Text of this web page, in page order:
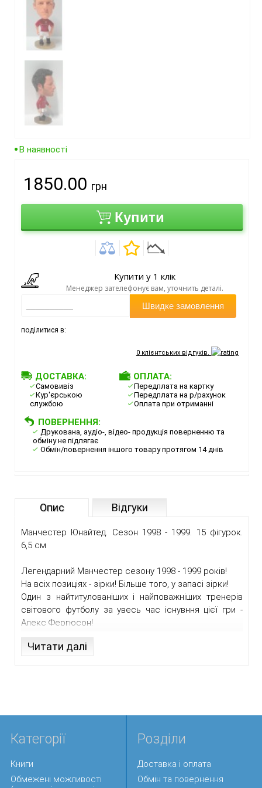
В наявності
1850.00 грн
Купити
Купити у 1 клік
Менеджер зателефонує вам, уточнить деталі.
Швидке замовлення
поділитися в:
0клієнтських відгуків.
ДОСТАВКА:
Самовивіз
Кур'єрською
службою
ОПЛАТА:
Передплата на картку
Передплата на р/рахунок
Оплата при отриманні
ПОВЕРНЕННЯ:
Друкована, аудіо-, відео- продукція поверненню та
обміну не підлягає
Обмін/повернення іншого товару протягом 14 днів
Опис Відгуки
Манчестер Юнайтед. Сезон 1998 - 1999. 15 фігурок.
6,5 см
Легендарний Манчестер сезону 1998 - 1999 років!
На всіх позиціях - зірки! Більше того, у запасі зірки!
Один з найтитулованіших і найповажніших тренерів
світового футболу за увесь час існувння цієї гри -
Алекс Фергюсон!
Саме ця команда стала переможцем у
добавлений арбітром час!
Добавив ці кілька хвилин не менш відомий арбітр з
Після того як німець Баслер відкрив рахунок на 6-й
Читати далі
Категорії
Книги
Обмежені можливості
Розділи
Доставка і оплата
Обмін та повернення